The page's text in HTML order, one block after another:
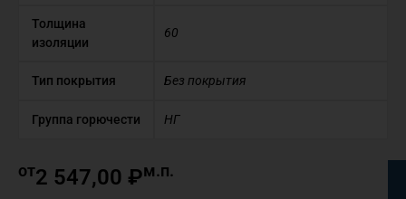
Толщина
изоляции
60
Тип покрытия Без покрытия
Группа горючести НГ
от2 547,00 ₽м.п.